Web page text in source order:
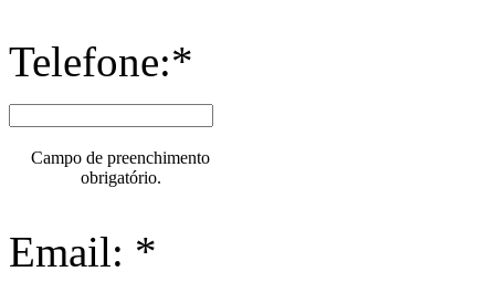
Telefone:*
Campo de preenchimento
obrigatório.
Email: *